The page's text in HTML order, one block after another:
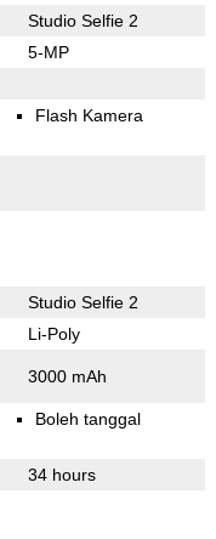
Studio Selfie 2
5-MP
Flash Kamera
Studio Selfie 2
Li-Poly
3000 mAh
Boleh tanggal
34 hours